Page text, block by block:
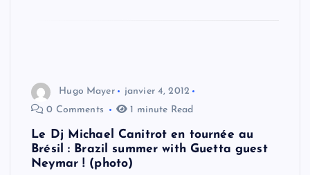
Hugo Mayer
janvier 4, 2012
0 Comments
1 minute Read
Le Dj Michael Canitrot en tournée au
Brésil : Brazil summer with Guetta guest
Neymar ! (photo)